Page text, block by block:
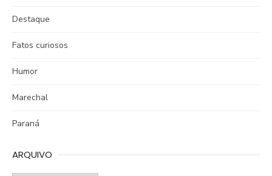
Destaque
Fatos curiosos
Humor
Marechal
Paraná
ARQUIVO